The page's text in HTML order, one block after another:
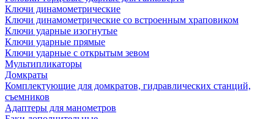
Ключи динамометрические
Ключи динамометрические со встроенным храповиком
Ключи ударные изогнутые
Ключи ударные прямые
Ключи ударные с открытым зевом
Мультипликаторы
Домкраты
Комплектующие для домкратов, гидравлических станций,
съемников
Адаптеры для манометров